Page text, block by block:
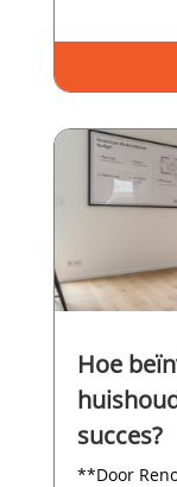
Hoe
succes?
**Door